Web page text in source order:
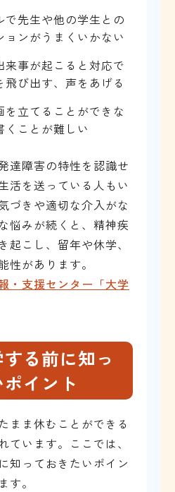
で先生や他の学生との
ョンがうまくいかない
来事が起こると対応で
飛び出す、声をあげる
を立てることができな
くことが難しい
達障害の特性を認識せ
活を送っている人もい
づきや適切な介入がな
悩みが続くと、精神疾
起こし、留年や休学、
性があります。
・支援センター「大学
る前に知っ
イント
まま休むことができる
ています。ここでは、
知っておきたいポイン
す。